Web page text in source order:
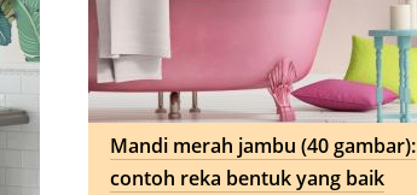
Mandi merah jambu (40 gambar):
contoh reka bentuk yang baik